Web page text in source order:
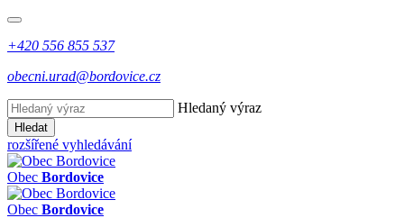
+420 556 855 537
obecni.urad@bordovice.cz
Hledaný výraz
Hledat
rozšířené vyhledávání
Obec Bordovice
Obec Bordovice